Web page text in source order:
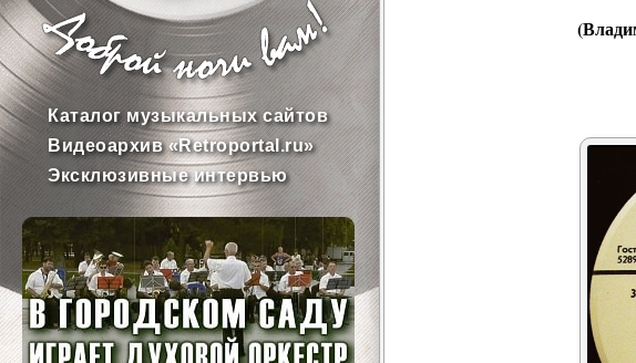
Каталог музыкальных сайтов
Видеоархив «Retroportal.ru»
Эксклюзивные интервью